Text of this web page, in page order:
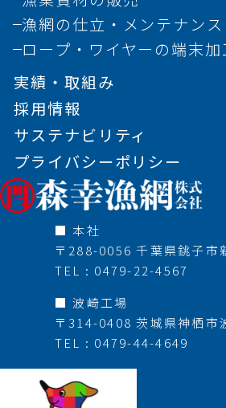
■ 本社
〒288-0056 千葉県銚子市
TEL : 0479-22-4567
■ 波崎工場
〒314-0408 茨城県神栖市
TEL : 0479-44-4649
漁網の仕立・メンテナンス
ロープ・ワイヤーの端末加
実績・取組み
採用情報
サステナビリティ
プライバシーポリシー